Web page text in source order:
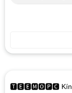
🆃🅴🅴🅼🅾🅿🅲 Kính